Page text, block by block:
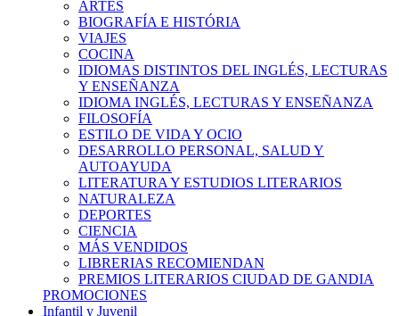
ARTES
BIOGRAFÍA E HISTÓRIA
VIAJES
COCINA
IDIOMAS DISTINTOS DEL INGLÉS, LECTURAS
Y ENSEÑANZA
IDIOMA INGLÉS, LECTURAS Y ENSEÑANZA
FILOSOFÍA
ESTILO DE VIDA Y OCIO
DESARROLLO PERSONAL, SALUD Y
AUTOAYUDA
LITERATURA Y ESTUDIOS LITERARIOS
NATURALEZA
DEPORTES
CIENCIA
MÁS VENDIDOS
LIBRERIAS RECOMIENDAN
PREMIOS LITERARIOS CIUDAD DE GANDIA
PROMOCIONES
Infantil y Juvenil